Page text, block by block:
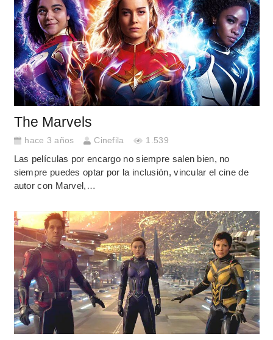
The Marvels
hace 3 años Cinefila 1.539
Las películas por encargo no siempre salen bien, no
siempre puedes optar por la inclusión, vincular el cine de
autor con Marvel,…